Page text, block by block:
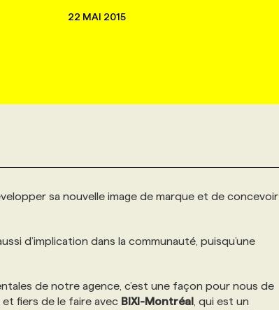
22 MAI 2015
sa nouvelle image de marque et de concevoir
d’implication dans la communauté, puisqu’une
de notre agence, c’est une façon pour nous de
et fiers de le faire avec BIXI-Montréal , qui est un